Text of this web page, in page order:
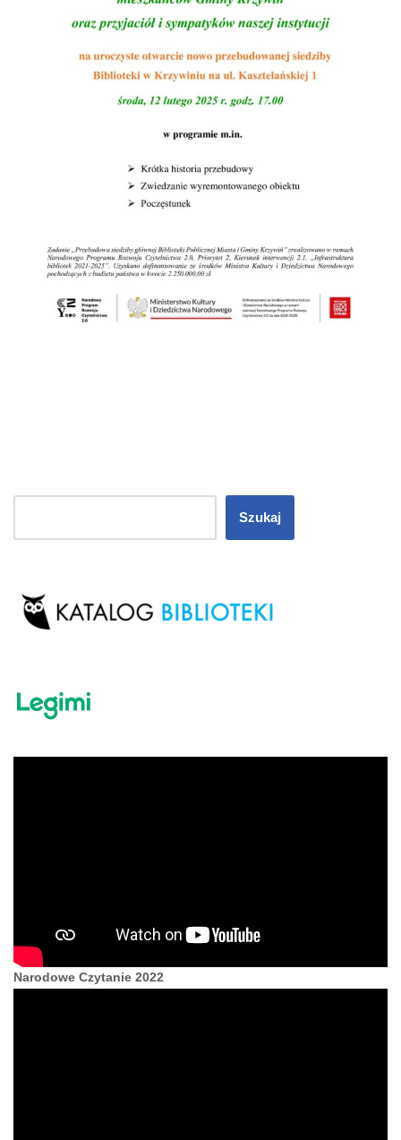
Szukaj
Narodowe Czytanie 2022